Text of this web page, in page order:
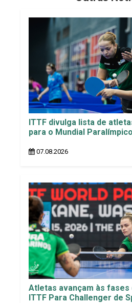
ITTF divulga lista de
para o Mundial
07.08.2026
Atletas avançam às fases
ITTF Para Challenger de